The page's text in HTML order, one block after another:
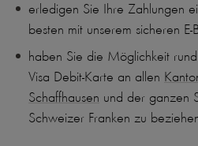
erledigen Sie Ihre Zahlungen
besten mit unserem sicheren E-
haben Sie die Möglichkeit
Visa Debit-Karte an allen
Schaffhausen und der ganzen
Schweizer Franken zu